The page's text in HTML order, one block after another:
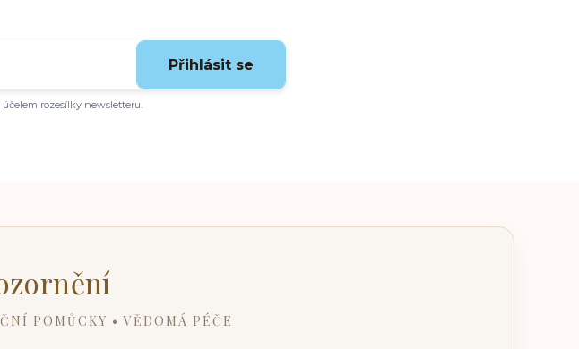
Přihlásit se
rozesílky newsletteru.
POMŮCKY • VĚDOMÁ PÉČE